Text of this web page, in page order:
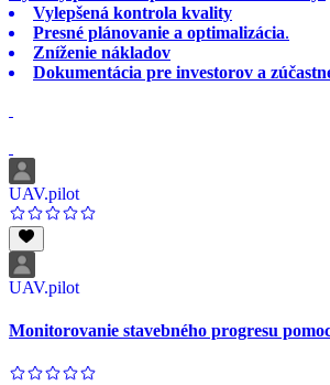
Vylepšená kontrola kvality
Presné plánovanie a optimalizácia.
Zníženie nákladov
Dokumentácia pre investorov a
UAV.pilot
UAV.pilot
Monitorovanie stavebného progresu